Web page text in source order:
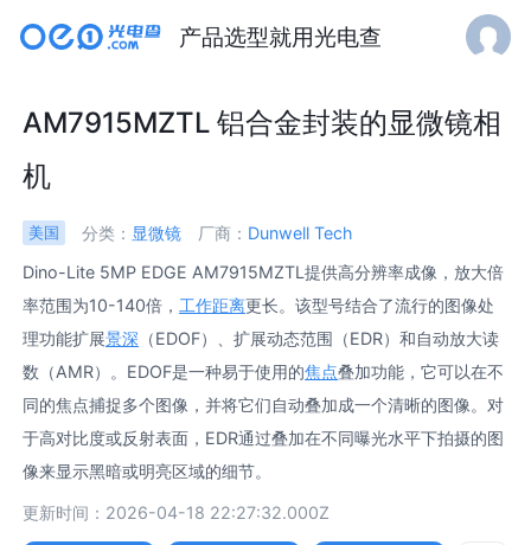
产品选型就用光电查
AM7915MZTL 铝合金封装的显微镜相
机
美国 分类： 显微镜 厂商： Dunwell Tech
Dino-Lite 5MP EDGE AM7915MZTL提供高分辨率成像，放大倍
率范围为10-140倍， 工作距离更长。该型号结合了流行的图像处
理功能扩展景深 （EDOF）、扩展动态范围（EDR）和自动放大读
数（AMR）。EDOF是一种易于使用的焦点叠加功能，它可以在不
同的焦点捕捉多个图像，并将它们自动叠加成一个清晰的图像。对
于高对比度或反射表面，EDR通过叠加在不同曝光水平下拍摄的图
像来显示黑暗或明亮区域的细节。
更新时间：2026-04-18 22:27:32.000Z